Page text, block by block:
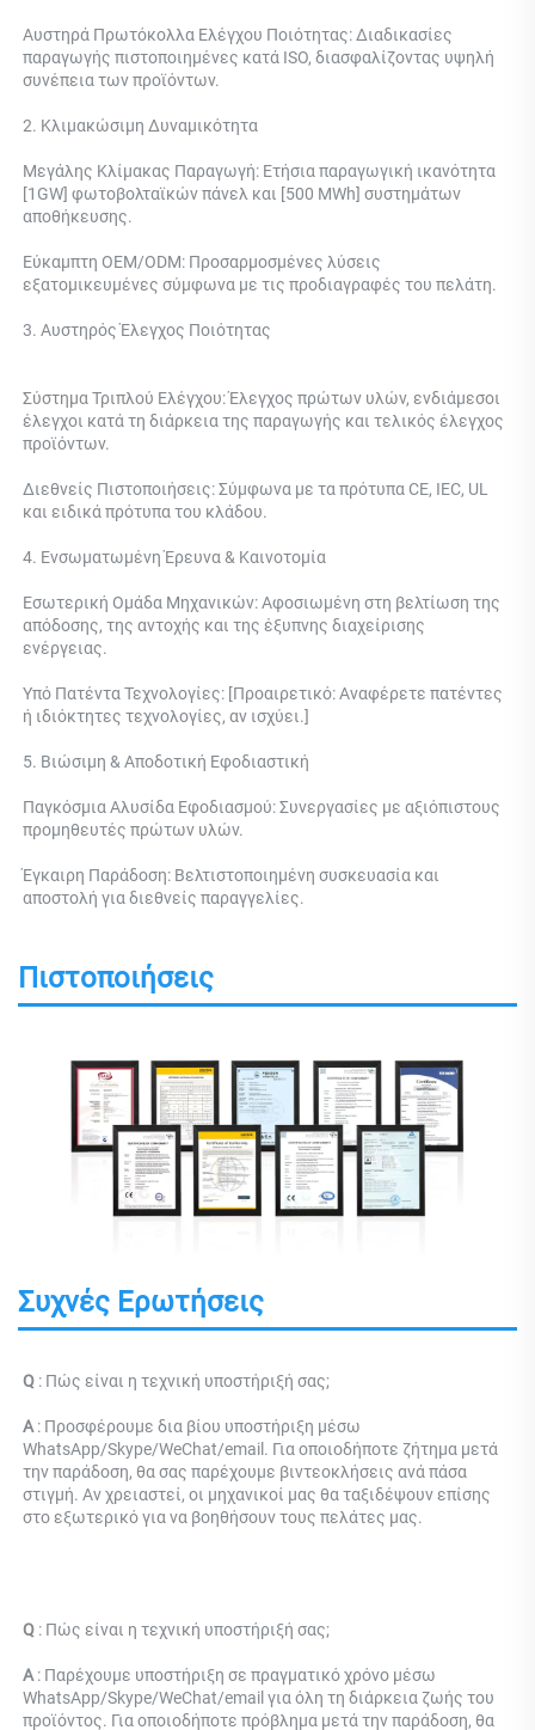
Αυστηρά Πρωτόκολλα Ελέγχου Ποιότητας: Διαδικασίες
παραγωγής πιστοποιημένες κατά ISO, διασφαλίζοντας υψηλή
συνέπεια των προϊόντων.
2. Κλιμακώσιμη Δυναμικότητα
Μεγάλης Κλίμακας Παραγωγή: Ετήσια παραγωγική ικανότητα
[1GW] φωτοβολταϊκών πάνελ και [500 MWh] συστημάτων
αποθήκευσης.
Εύκαμπτη OEM/ODM: Προσαρμοσμένες λύσεις
εξατομικευμένες σύμφωνα με τις προδιαγραφές του πελάτη.
3. Αυστηρός Έλεγχος Ποιότητας
Σύστημα Τριπλού Ελέγχου: Έλεγχος πρώτων υλών, ενδιάμεσοι
έλεγχοι κατά τη διάρκεια της παραγωγής και τελικός έλεγχος
προϊόντων.
Διεθνείς Πιστοποιήσεις: Σύμφωνα με τα πρότυπα CE, IEC, UL
και ειδικά πρότυπα του κλάδου.
4. Ενσωματωμένη Έρευνα & Καινοτομία
Εσωτερική Ομάδα Μηχανικών: Αφοσιωμένη στη βελτίωση της
απόδοσης, της αντοχής και της έξυπνης διαχείρισης
ενέργειας.
Υπό Πατέντα Τεχνολογίες: [Προαιρετικό: Αναφέρετε πατέντες
ή ιδιόκτητες τεχνολογίες, αν ισχύει.]
5. Βιώσιμη & Αποδοτική Εφοδιαστική
Παγκόσμια Αλυσίδα Εφοδιασμού: Συνεργασίες με αξιόπιστους
προμηθευτές πρώτων υλών.
Έγκαιρη Παράδοση: Βελτιστοποιημένη συσκευασία και
αποστολή για διεθνείς παραγγελίες.
Πιστοποιήσεις
Συχνές Ερωτήσεις
Q : Πώς είναι η τεχνική υποστήριξή σας;
Α : Προσφέρουμε δια βίου υποστήριξη μέσω
WhatsApp/Skype/WeChat/email. Για οποιοδήποτε ζήτημα μετά
την παράδοση, θα σας παρέχουμε βιντεοκλήσεις ανά πάσα
στιγμή. Αν χρειαστεί, οι μηχανικοί μας θα ταξιδέψουν επίσης
στο εξωτερικό για να βοηθήσουν τους πελάτες μας.
Q : Πώς είναι η τεχνική υποστήριξή σας;
Α : Παρέχουμε υποστήριξη σε πραγματικό χρόνο μέσω
WhatsApp/Skype/WeChat/email για όλη τη διάρκεια ζωής του
προϊόντος. Για οποιοδήποτε πρόβλημα μετά την παράδοση, θα